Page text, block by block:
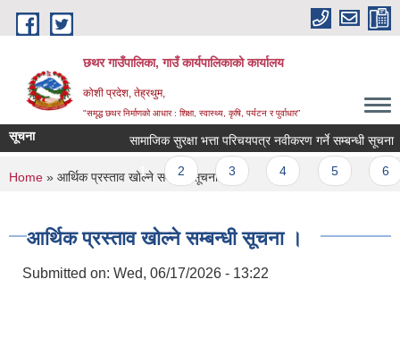
Skip to main content
छथर गाउँपालिका, गाउँ कार्यपालिकाको कार्यालय
कोशी प्रदेश, तेह्रथुम,
"समृद्ध छथर निर्माणको आधार : शिक्षा, स्वास्थ्य, कृषि, पर्यटन र पुर्वाधार”
सूचना सामाजिक सुरक्षा भत्ता परिचयपत्र नवीकरण गर्ने सम्बन्धी सूचना ।
Pages
1 2 3
You are here
Home » आर्थिक प्रस्ताव खोल्ने सम्बन्धी सूचना ।
आर्थिक प्रस्ताव खोल्ने सम्बन्धी सूचना ।
Submitted on: Wed, 06/17/2026 - 13:22